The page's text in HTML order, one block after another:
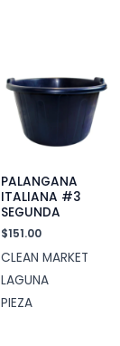
PALANGANA
ITALIANA #3
SEGUNDA
$151.00
CLEAN MARKET
LAGUNA
PIEZA